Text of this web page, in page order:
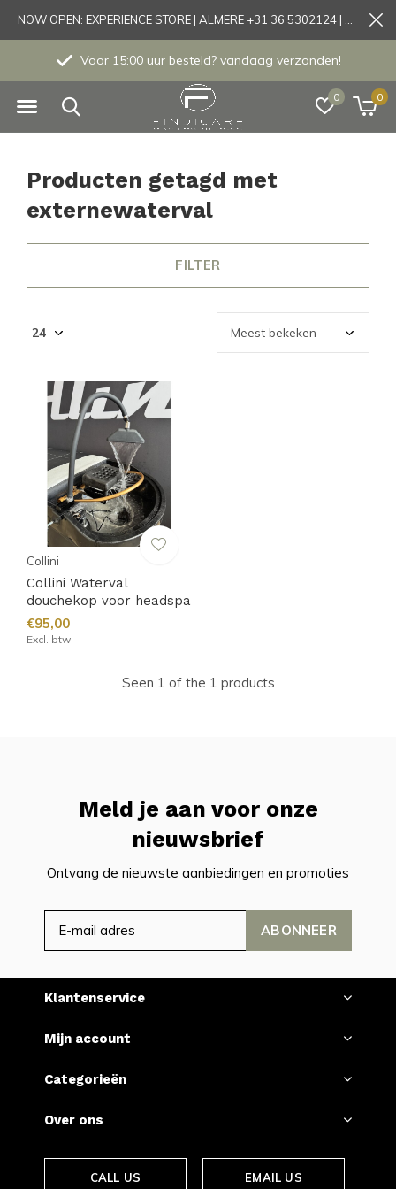
0 0
Voor 15:00 uur besteld? vandaag verzonden!
Producten getagd met
externewaterval
FILTER
Collini
Collini Waterval
douchekop voor headspa
€95,00
Excl. btw
Seen 1 of the 1 products
Meld je aan voor onze
nieuwsbrief
Ontvang de nieuwste aanbiedingen en promoties
ABONNEER
Klantenservice
Mijn account
Categorieën
Over ons
CALL US EMAIL US